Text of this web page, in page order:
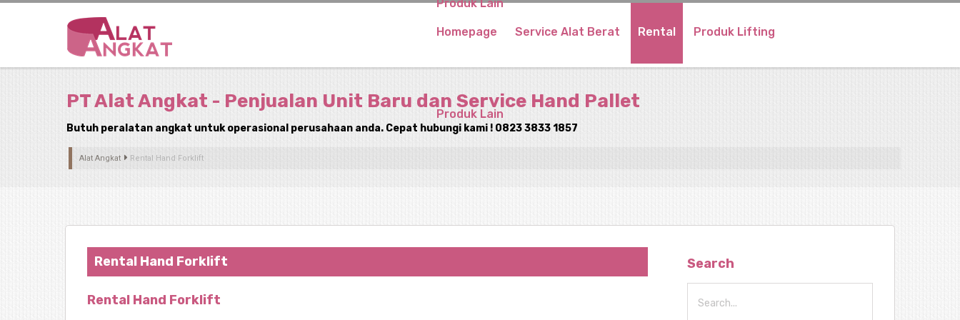
Homepage Service Alat Berat Rental Produk Lifting
Produk Lain
PT Alat Angkat - Penjualan Unit Baru dan Service Hand Pallet
Butuh peralatan angkat untuk operasional perusahaan anda. Cepat hubungi kami ! 0823 3833 1857
Alat Angkat Rental Hand Forklift
Rental Hand Forklift
Rental Hand Forklift
Search
Produk Lain